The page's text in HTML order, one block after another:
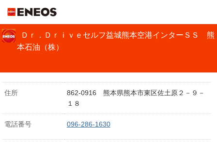
Ｄｒ．Ｄｒｉｖｅセルフ益城熊本空港インターＳＳ 熊
本石油（株）
住所
862-0916 熊本県熊本市東区佐土原２－９－
１８
電話番号 096-286-1630